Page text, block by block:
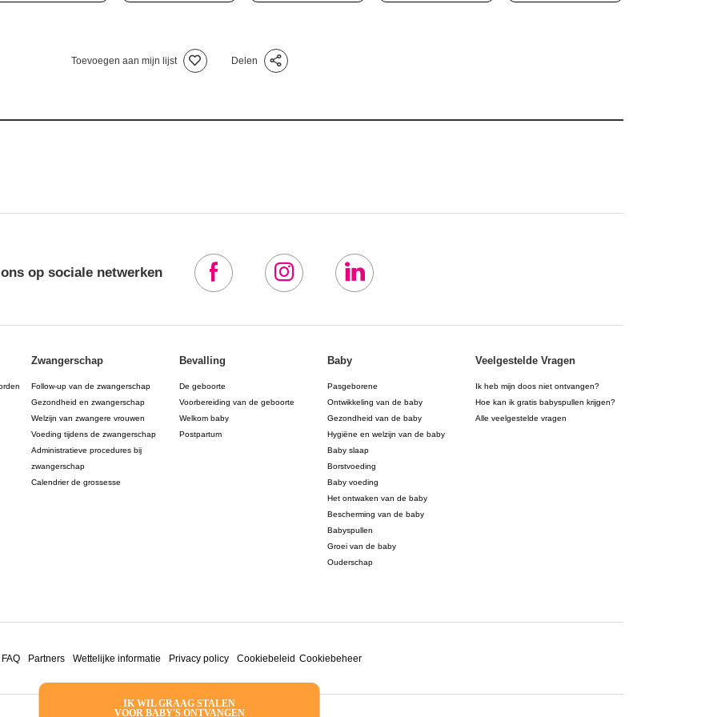
IK WIL GRAAG STALEN
VOOR BABY'S ONTVANGEN
Toevoegen aan mijn lijst Delen
op sociale netwerken
Zwangerschap
Follow-up van de zwangerschap
Gezondheid en zwangerschap
Welzijn van zwangere vrouwen
Voeding tijdens de zwangerschap
Administratieve procedures bij
zwangerschap
Calendrier de grossesse
Bevalling
De geboorte
Voorbereiding van de geboorte
Welkom baby
Postpartum
Baby
Pasgeborene
Ontwikkeling van de baby
Gezondheid van de baby
Hygiëne en welzijn van de baby
Baby slaap
Borstvoeding
Baby voeding
Het ontwaken van de baby
Bescherming van de baby
Babyspullen
Groei van de baby
Ouderschap
Veelgestelde Vragen
Ik heb mijn doos niet ontvangen?
Hoe kan ik gratis babyspullen krijgen?
Alle veelgestelde vragen
FAQ Partners Wettelijke informatie Privacy policy Cookiebeleid Cookiebeheer